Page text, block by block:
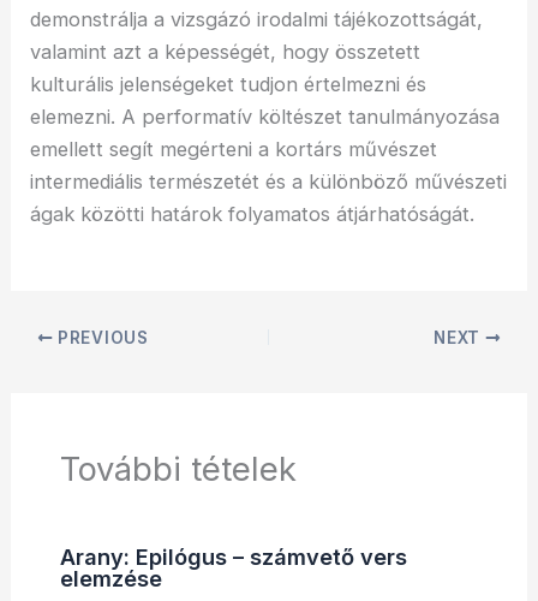
demonstrálja a vizsgázó irodalmi tájékozottságát,
valamint azt a képességét, hogy összetett
kulturális jelenségeket tudjon értelmezni és
elemezni. A performatív költészet tanulmányozása
emellett segít megérteni a kortárs művészet
intermediális természetét és a különböző művészeti
ágak közötti határok folyamatos átjárhatóságát.
PREVIOUS NEXT
További tételek
Arany: Epilógus – számvető vers
elemzése